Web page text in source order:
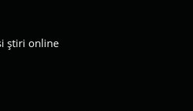
știri online